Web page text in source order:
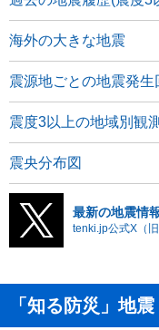
海外の大きな地震
震源地ごとの地震発生
震度3以上の地域別観
震央分布図
最新の地震情
tenki.jp公式X（
「知る防災」地震